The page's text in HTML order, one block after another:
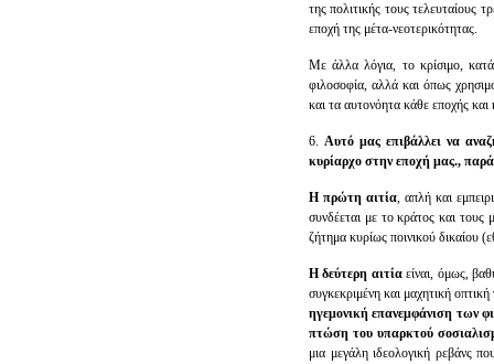
της πολιτικής τους τελευταίους
εποχή της μέτα-νεοτερικότητας.
Με άλλα λόγια, το κρίσιμο,
φιλοσοφία, αλλά και όπως
και τα αυτονόητα κάθε εποχής και
6. Αυτό μας επιβάλλει να
κυρίαρχο στην εποχή μας.,
Η πρώτη αιτία, απλή και
συνδέεται με το κράτος και τους
ζήτημα κυρίως ποινικού δικαίου
Η δεύτερη αιτίαείναι, όμως,
συγκεκριμένη και μαχητική
ηγεμονική επανεμφάνιση των
πτώση του υπαρκτού
μια μεγάλη ιδεολογική ρεβάνς